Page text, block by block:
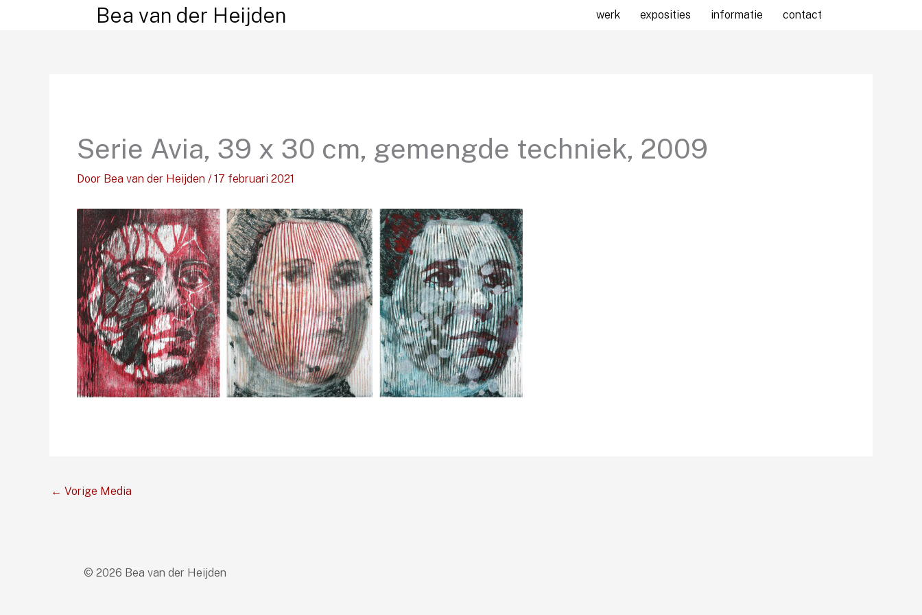
Bea van der Heijden werk exposities informatie contact
Serie Avia, 39 x 30 cm, gemengde techniek, 2009
Door Bea van der Heijden / 17 februari 2021
← Vorige Media
© 2026 Bea van der Heijden